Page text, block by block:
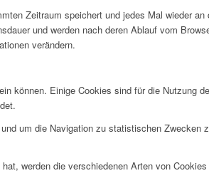
Zeitraum speichert und jedes Mal wieder an
und werden nach deren Ablauf vom
verändern.
können. Einige Cookies sind für die Nutzung
um die Navigation zu statistischen Zwecken
werden die verschiedenen Arten von